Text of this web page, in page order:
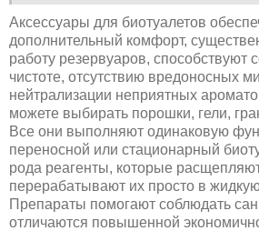
Аксессуары для биотуалетов
дополнительный комфорт,
работу резервуаров, способствуют
чистоте, отсутствию вредоносных
нейтрализации неприятных
можете выбирать порошки, гели,
Все они выполняют одинаковую
переносной или стационарный
рода реагенты, которые
перерабатывают их просто в
Препараты помогают соблюдать
отличаются повышенной